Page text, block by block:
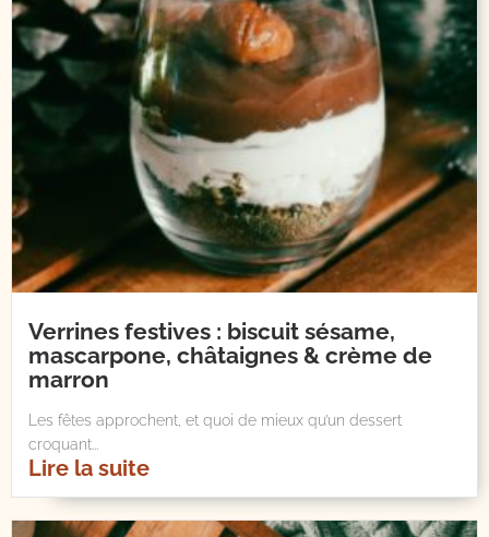
Verrines festives : biscuit sésame,
mascarpone, châtaignes & crème de
marron
Les fêtes approchent, et quoi de mieux qu’un dessert
croquant...
Lire la suite